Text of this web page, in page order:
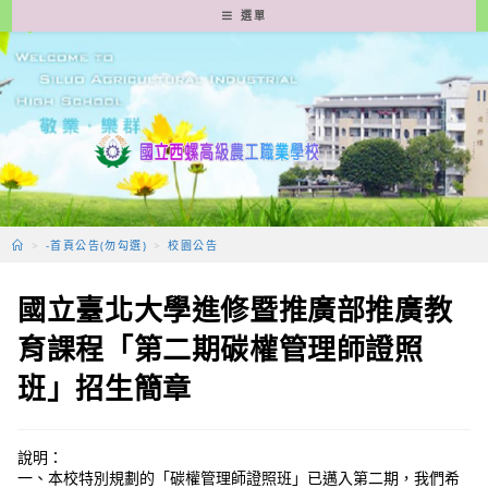
轉
至
要
容
選單
> -首頁公告(勿勾選) > 校園公告
國立臺北大學進修暨推廣部推廣教
育課程「第二期碳權管理師證照
班」招生簡章
說明：
一、本校特別規劃的「碳權管理師證照班」已邁入第二期，我們希